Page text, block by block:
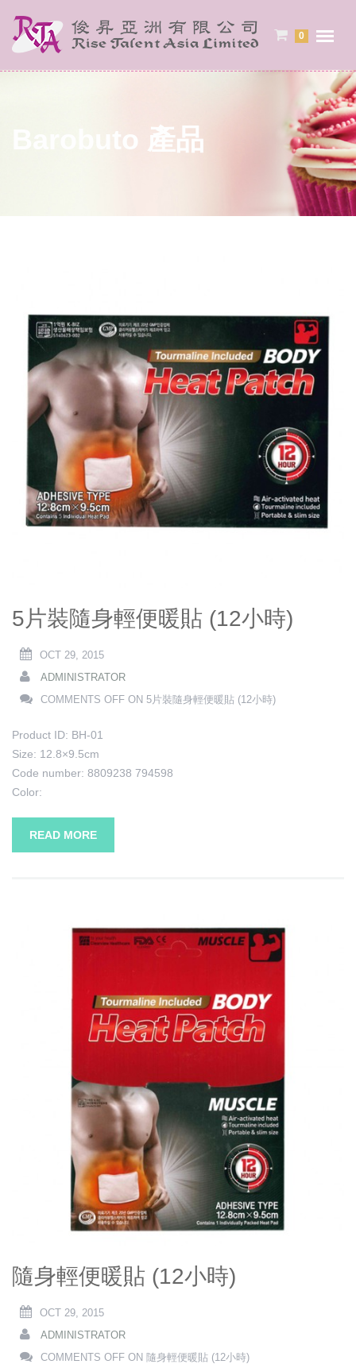
0
Barobuto 產品
5片裝隨身輕便暖貼 (12小時)
OCT 29, 2015
ADMINISTRATOR
COMMENTS OFF ON 5片裝隨身輕便暖貼 (12小時)
Product ID: BH-01
Size: 12.8×9.5cm
Code number: 8809238 794598
Color:
READ MORE
隨身輕便暖貼 (12小時)
OCT 29, 2015
ADMINISTRATOR
COMMENTS OFF ON 隨身輕便暖貼 (12小時)